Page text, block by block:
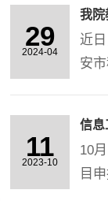
行
数
业
发
用
高
保
系
统
29
2024-04
近
安
究
市
11
2023-10
信息
10
目